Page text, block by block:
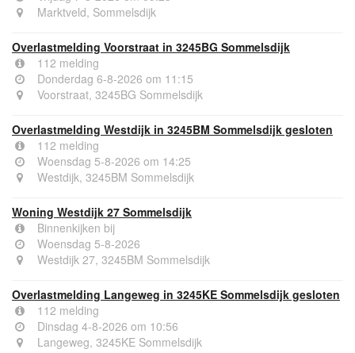
Marktveld, Sommelsdijk
Overlastmelding Voorstraat in 3245BG Sommelsdijk
112 melding
Donderdag 6-8-2026 om 11:15
Voorstraat, 3245BG Sommelsdijk
Overlastmelding Westdijk in 3245BM Sommelsdijk gesloten
112 melding
Woensdag 5-8-2026 om 14:25
Westdijk, 3245BM Sommelsdijk
Woning Westdijk 27 Sommelsdijk
Binnenkijken bij
Woensdag 5-8-2026
Westdijk 27, 3245BM Sommelsdijk
Overlastmelding Langeweg in 3245KE Sommelsdijk gesloten
112 melding
Dinsdag 4-8-2026 om 10:56
Langeweg, 3245KE Sommelsdijk